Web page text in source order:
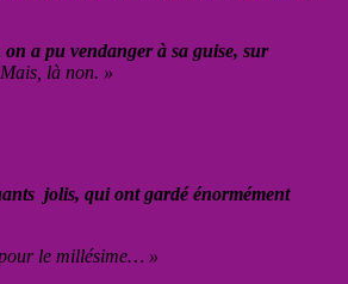
on a pu vendanger à sa guise, sur
là non. »
jolis, qui ont gardé énormément
le millésime… »